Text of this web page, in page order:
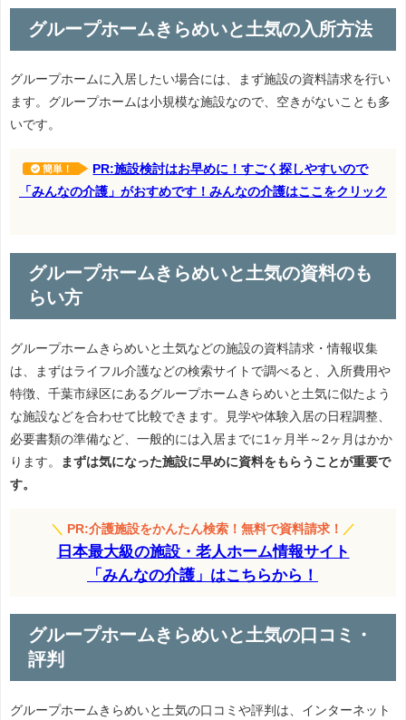
グループホームきらめいと土気の入所方法
グループホームに入居したい場合には、まず施設の資料請求を行い
ます。グループホームは小規模な施設なので、空きがないことも多
いです。
簡単！
PR:施設検討はお早めに！すごく探しやすいので
「みんなの介護」がおすめです！みんなの介護はここをクリック
グループホームきらめいと土気の資料のも
らい方
グループホームきらめいと土気などの施設の資料請求・情報収集
は、まずはライフル介護などの検索サイトで調べると、入所費用や
特徴、千葉市緑区にあるグループホームきらめいと土気に似たよう
な施設などを合わせて比較できます。見学や体験入居の日程調整、
必要書類の準備など、一般的には入居までに1ヶ月半～2ヶ月はかか
ります。
まずは気になった施設に早めに資料をもらうことが重要で
す。
＼ PR:介護施設をかんたん検索！無料で資料請求！ ／
日本最大級の施設・老人ホーム情報サイト
「みんなの介護」はこちらから！
グループホームきらめいと土気の口コミ・
評判
グループホームきらめいと土気の口コミや評判は、インターネット